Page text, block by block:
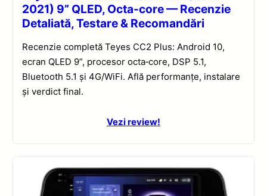
2021) 9” QLED, Octa-core — Recenzie
Detaliată, Testare & Recomandări
Recenzie completă Teyes CC2 Plus: Android 10,
ecran QLED 9”, procesor octa‑core, DSP 5.1,
Bluetooth 5.1 și 4G/WiFi. Află performanțe, instalare
și verdict final.
Vezi review!